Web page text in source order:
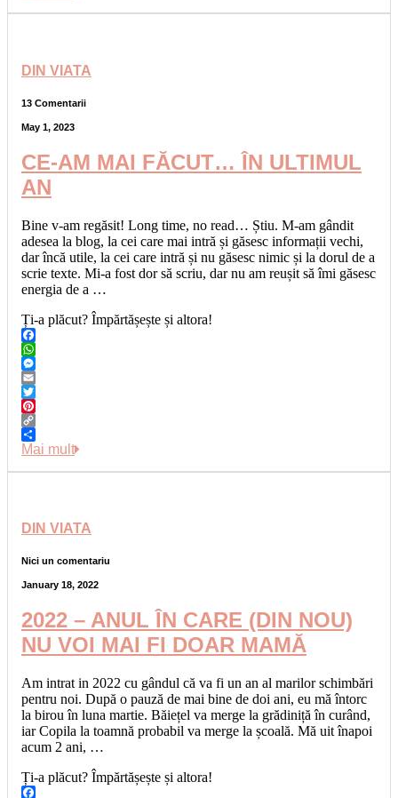
DIN VIATA
13 Comentarii
May 1, 2023
CE-AM MAI FĂCUT… ÎN ULTIMUL
AN
Bine v-am regăsit! Long time, no read… Știu. M-am gândit
adesea la blog, la cei care mai intră și găsesc informații vechi,
dar încă utile, la cei care intră și nu găsesc nimic și la dorul de a
scrie texte. Mi-a fost dor să scriu, dar nu am reușit să îmi găsesc
energia de a …
Ți-a plăcut? Împărtășește și altora!
Facebook
WhatsApp
Messenger
Email
Twitter
Pinterest
Copy
Link
Share
Mai mult
DIN VIATA
Nici un comentariu
January 18, 2022
2022 – ANUL ÎN CARE (DIN NOU)
NU VOI MAI FI DOAR MAMĂ
Am intrat in 2022 cu gândul că va fi un an al marilor schimbări
pentru noi. După o pauză de mai bine de doi ani, eu mă întorc
la birou în luna martie. Băiețel va merge la grădiniță în curând,
iar Copila la toamnă probabil va merge la școală. Mă uit înapoi
acum 2 ani, …
Ți-a plăcut? Împărtășește și altora!